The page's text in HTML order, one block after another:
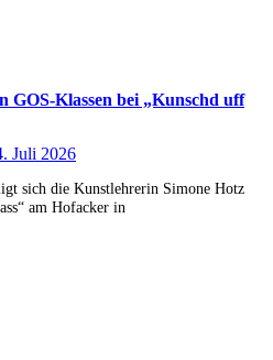
GOS-Klassen bei „Kunschd uff
Juli 2026
sich die Kunstlehrerin Simone Hotz
am Hofacker in